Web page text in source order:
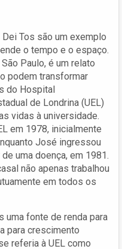
Tos são um exemplo
o tempo e o espaço.
Paulo, é um relato
podem transformar
do Hospital
de Londrina (UEL)
vidas à universidade.
em 1978, inicialmente
José ingressou
uma doença, em 1981.
não apenas trabalhou
em todos os
uma fonte de renda para
para crescimento
referia à UEL como